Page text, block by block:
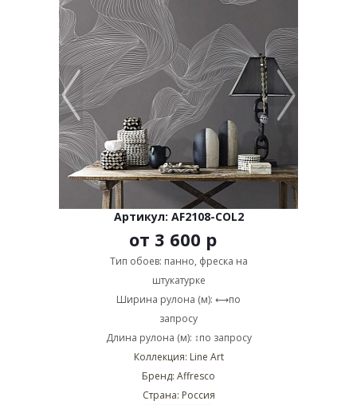
Артикул: AF2108-COL2
от 3 600 р
Тип обоев: панно, фреска на
штукатурке
Ширина рулона (м): ⟷по
запросу
Длина рулона (м): ↕по запросу
Коллекция: Line Art
Бренд: Affresco
Страна: Россия